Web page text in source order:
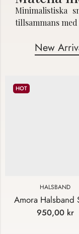
Minimalistiska
tillsammans
New
HOT
HALSBAND
Amora Halsband
950,00 kr